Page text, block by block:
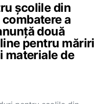
școlile din
a
două
pentru măriri
materiale de